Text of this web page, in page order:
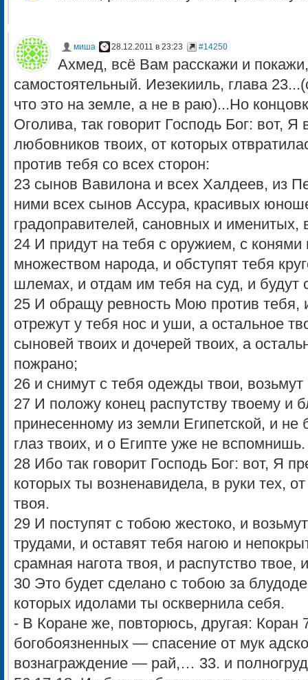
миша 28.12.2011 в 23:23 #14250
Ахмед, всё Вам расскажи и
самостоятельный. Иезекииль, глава
что это на земле, а не в раю)...Но
Оголива, так говорит Господь Бог: вот, Я
любовников твоих, от которых
против тебя со всех сторон:
23 сынов Вавилона и всех Халдеев, из
ними всех сынов Ассура, красивых
градоправителей, сановных и именитых,
24 И придут на тебя с оружием, с конями
множеством народа, и обступят тебя
шлемах, и отдам им тебя на суд, и будут
25 И обращу ревность Мою против тебя,
отрежут у тебя нос и уши, а остальное
сыновей твоих и дочерей твоих, а
пожрано;
26 и снимут с тебя одежды твои,
27 И положу конец распутству твоему и
принесенному из земли Египетской, и
глаз твоих, и о Египте уже не вспомнишь.
28 Ибо так говорит Господь Бог: вот, Я
которых ты возненавидела, в руки тех,
твоя.
29 И поступят с тобою жестоко, и
трудами, и оставят тебя нагою и
срамная нагота твоя, и распутство твое,
30 Это будет сделано с тобою за
которых идолами ты осквернила себя.
- В Коране же, повторюсь, другая: Коран
богобоязненных — спасение от мук
вознаграждение — рай,… 33. и